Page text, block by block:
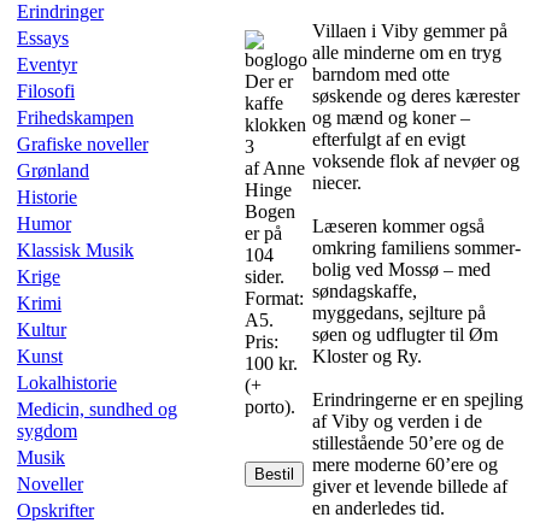
Erindringer
Essays
Eventyr
Filosofi
Frihedskampen
Grafiske noveller
Grønland
Historie
Humor
Klassisk Musik
Krige
Krimi
Kultur
Kunst
Lokalhistorie
Medicin, sundhed og
sygdom
Musik
Noveller
Opskrifter
Der er
kaffe
klokken
3
af Anne
Hinge
Bogen
er på
104
sider.
Format:
A5.
Pris:
100 kr.
(+
porto).
Bestil
Villaen i Viby gemmer på
alle minderne om en tryg
barndom med otte
søskende og deres kærester
og mænd og koner –
efterfulgt af en evigt
voksende flok af nevøer og
niecer.
Læseren kommer også
omkring familiens sommer­
bolig ved Mossø – med
søndagskaffe,
myggedans, sejlture på
søen og udflugter til Øm
Kloster og Ry.
Erindringerne er en spejling
af Viby og verden i de
stillestående 50’ere og de
mere moderne 60’ere og
giver et levende billede af
en anderledes tid.